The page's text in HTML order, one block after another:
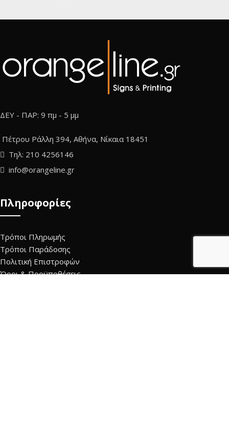
ΔΕΥ - ΠΑΡ: 9 πμ - 5 μμ
Πέτρου Ράλλη 394, Αθήνα, Νίκαια 18451
Τηλ: 210 4256146
info@orangeline.gr
Πληροφορίες
Τρόποι Πληρωμής
Τρόποι Παράδοσης
Πολιτική Επιστροφών
Όροι & Προϋποθέσεις